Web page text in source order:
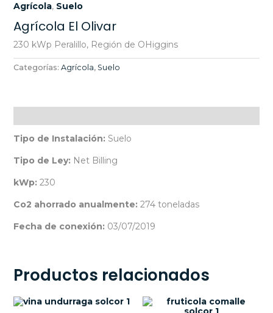
Agrícola, Suelo
Agrícola El Olivar
230 kWp Peralillo, Región de OHiggins
Categorías: Agrícola, Suelo
Tipo de Instalación: Suelo
Tipo de Ley: Net Billing
kWp: 230
Co2 ahorrado anualmente: 274 toneladas
Fecha de conexión: 03/07/2019
Productos relacionados